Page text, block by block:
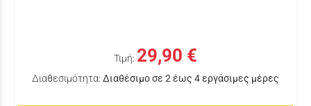
Τιμή: 29,90 €
Διαθεσιμότητα: Διαθέσιμο σε 2 έως 4 εργάσιμες μέρες